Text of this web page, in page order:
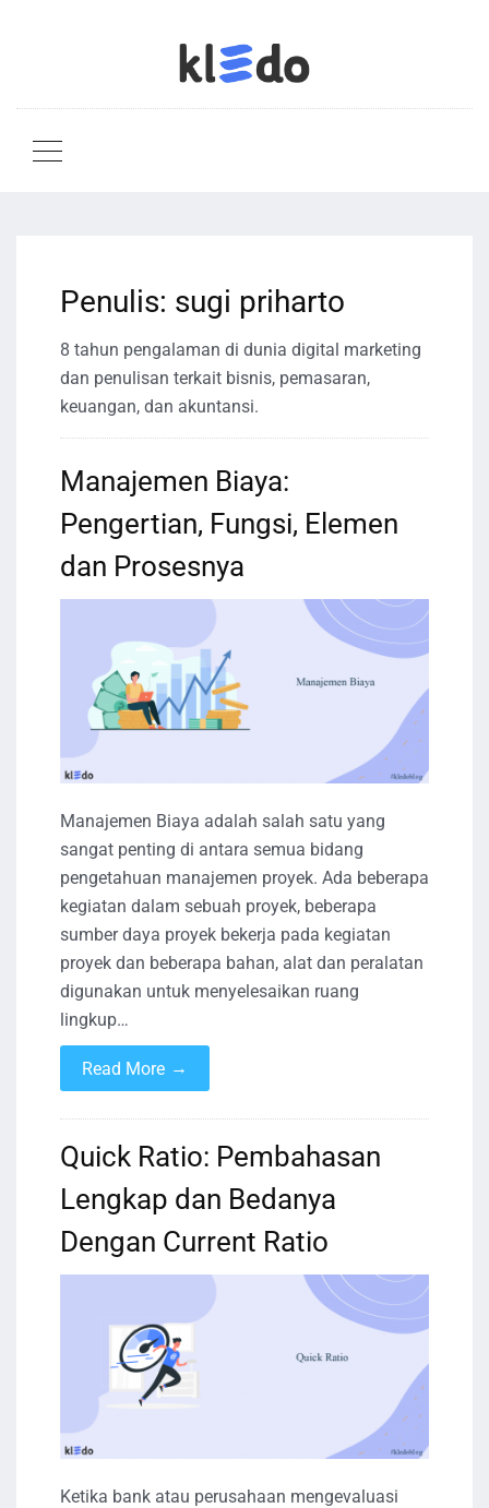
Penulis: sugi priharto
8 tahun pengalaman di dunia digital marketing
dan penulisan terkait bisnis, pemasaran,
keuangan, dan akuntansi.
Manajemen Biaya:
Pengertian, Fungsi, Elemen
dan Prosesnya
Manajemen Biaya adalah salah satu yang
sangat penting di antara semua bidang
pengetahuan manajemen proyek. Ada beberapa
kegiatan dalam sebuah proyek, beberapa
sumber daya proyek bekerja pada kegiatan
proyek dan beberapa bahan, alat dan peralatan
digunakan untuk menyelesaikan ruang
lingkup…
Read More →
Quick Ratio: Pembahasan
Lengkap dan Bedanya
Dengan Current Ratio
Ketika bank atau perusahaan mengevaluasi